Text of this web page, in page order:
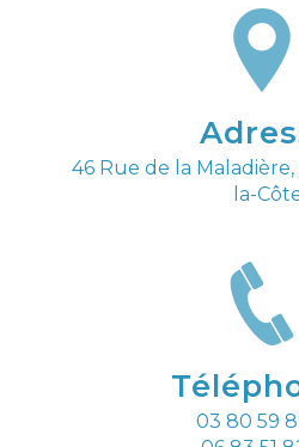
46 Rue de la Maladière,
la-
03 80 59